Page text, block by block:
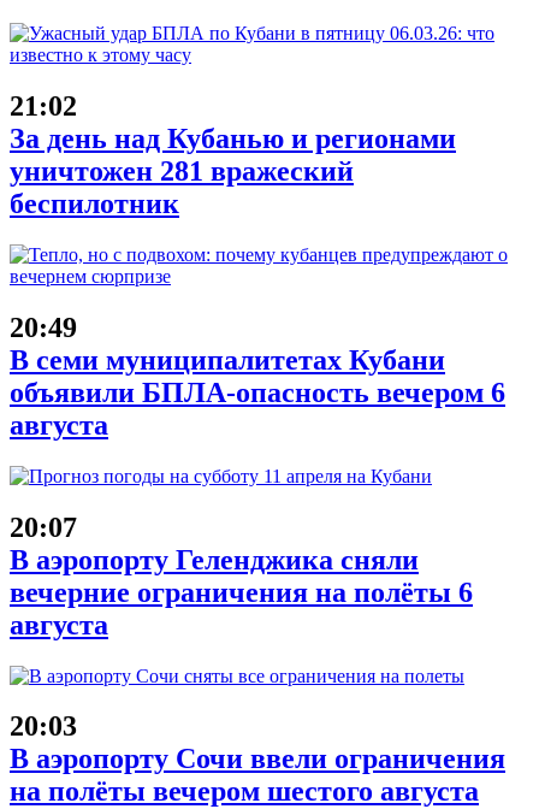
21:02
За день над Кубанью и регионами
уничтожен 281 вражеский
беспилотник
20:49
В семи муниципалитетах Кубани
объявили БПЛА-опасность вечером 6
августа
20:07
В аэропорту Геленджика сняли
вечерние ограничения на полёты 6
августа
20:03
В аэропорту Сочи ввели ограничения
на полёты вечером шестого августа